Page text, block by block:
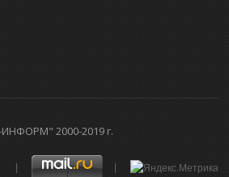
2000-2019 г.